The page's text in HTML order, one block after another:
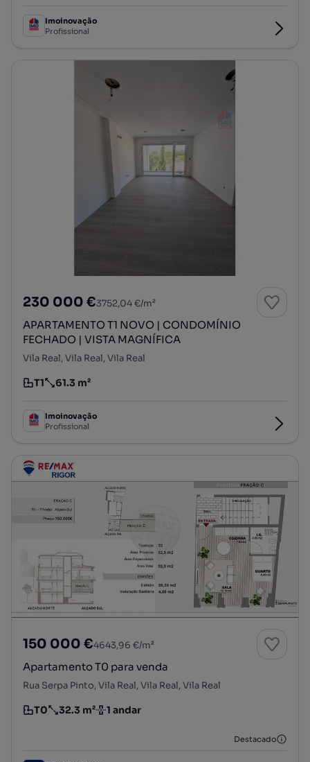
Imoinovação
Profissional
230 000 €3752,04 €/m²
APARTAMENTO T1 NOVO | CONDOMÍNIO
FECHADO | VISTA MAGNÍFICA
Vila Real, Vila Real, Vila Real
Tipologia
T1
Preço por metro quadrado
61.3 m²
Imoinovação
Profissional
150 000 €4643,96 €/m²
Apartamento T0 para venda
Rua Serpa Pinto, Vila Real, Vila Real, Vila Real
Tipologia
T0
Preço por metro quadrado
32.3 m²
Andar 1 andar
Destacado